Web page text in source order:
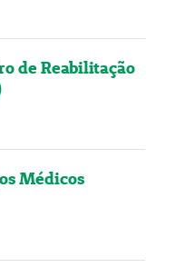
de Reabilitação
Médicos